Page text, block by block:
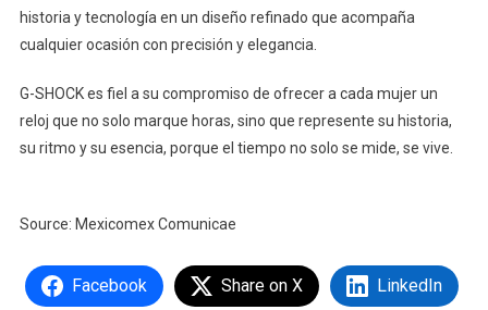
historia y tecnología en un diseño refinado que acompaña
cualquier ocasión con precisión y elegancia.
G-SHOCK es fiel a su compromiso de ofrecer a cada mujer un
reloj que no solo marque horas, sino que represente su historia,
su ritmo y su esencia, porque el tiempo no solo se mide, se vive.
Source: Mexicomex Comunicae
Facebook Share on X LinkedIn